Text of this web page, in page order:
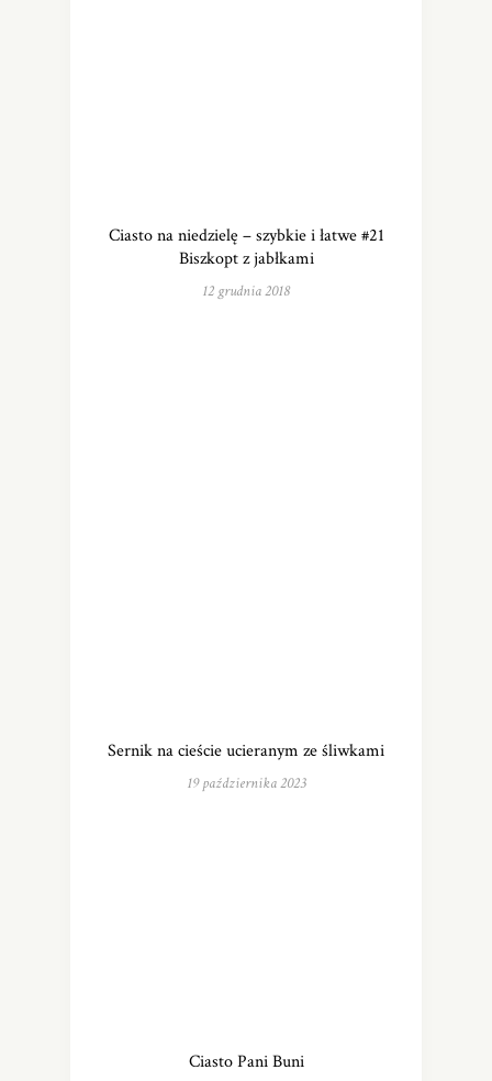
Ciasto na niedzielę – szybkie i łatwe #21
Biszkopt z jabłkami
12 grudnia 2018
Sernik na cieście ucieranym ze śliwkami
19 października 2023
Ciasto Pani Buni